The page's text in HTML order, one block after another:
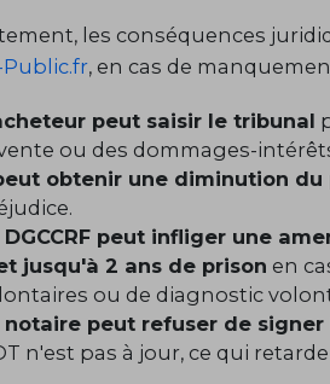
les conséquences
Public.fr, en cas de
peut saisir le tribunal
ou des dommages-
obtenir une diminution du
DGCCRF peut infliger une
jusqu'à 2 ans de prison en
ou de diagnostic
notaire peut refuser de
n'est pas à jour, ce qui